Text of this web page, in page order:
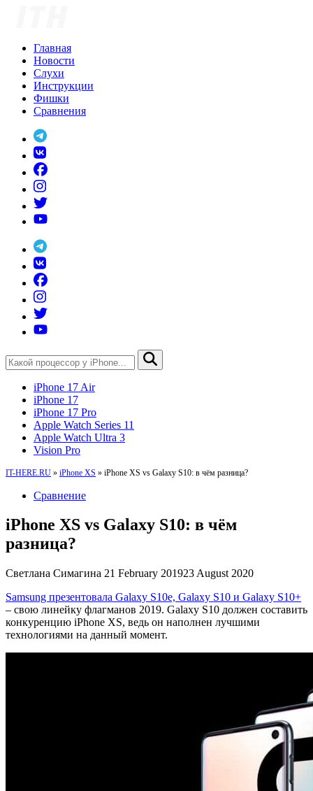
Главная
Новости
Слухи
Инструкции
Фишки
Сравнения
iPhone 17 Air
iPhone 17
iPhone 17 Pro
Apple Watch Series 11
Apple Watch Ultra 3
Vision Pro
IT-HERE.RU » iPhone XS » iPhone XS vs Galaxy S10: в чём разница?
Сравнение
iPhone XS vs Galaxy S10: в чём
разница?
Светлана Симагина 21 February 201923 August 2020
Samsung презентовала Galaxy S10e, Galaxy S10 и Galaxy S10+
– свою линейку флагманов 2019. Galaxy S10 должен составить
конкуренцию iPhone XS, ведь он наполнен лучшими
технологиями на данный момент.